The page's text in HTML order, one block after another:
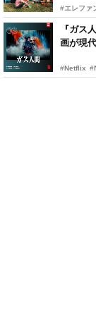
#エレファ
『ガス
画が現
#Netflix